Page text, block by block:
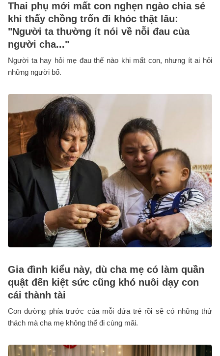
Thai phụ mới mất con nghẹn ngào chia sẻ
khi thấy chồng trốn đi khóc thật lâu:
"Người ta thường ít nói về nỗi đau của
người cha..."
Người ta hay hỏi mẹ đau thế nào khi mất con, nhưng ít ai hỏi
những người bố.
Gia đình kiểu này, dù cha mẹ có làm quần
quật đến kiệt sức cũng khó nuôi dạy con
cái thành tài
Con đường phía trước của mỗi đứa trẻ rồi sẽ có những thử
thách mà cha mẹ không thể đi cùng mãi.